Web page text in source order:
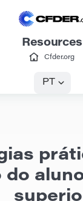
Resources
Cfder.org
PT
do